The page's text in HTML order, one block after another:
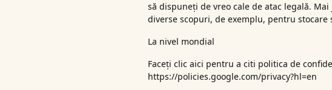
să dispuneți de vreo cale de atac legală.
diverse scopuri, de exemplu, pentru stocare
La nivel mondial
Faceți clic aici pentru a citi politica de
https://policies.google.com/privacy?hl=en